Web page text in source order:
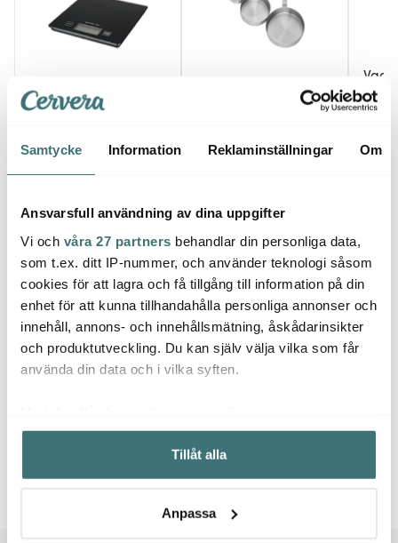
Samtycke Information Reklaminställningar Om
Ansvarsfull användning av dina uppgifter
Vi och våra 27 partners behandlar din personliga data,
som t.ex. ditt IP-nummer, och använder teknologi såsom
cookies för att lagra och få tillgång till information på din
enhet för att kunna tillhandahålla personliga annonser och
innehåll, annons- och innehållsmätning, åskådarinsikter
och produktutveckling. Du kan själv välja vilka som får
använda din data och i vilka syften.
Samla in information om din geografiska plats som
kan ha en noggrannhet på upp till flera meter
Identifiera din enhet genom att aktivt skanna den för
Ta reda på mer om hur dina personliga uppgifter
Tillåt alla
Anpassa
Emerio
Köksvåg Svart
129 kr
Måttsats 5 delar Rostfri
129 kr
Vacu
Wine
Grå
119 kr
Låt dig inspireras av våra kunder
Eva Solo